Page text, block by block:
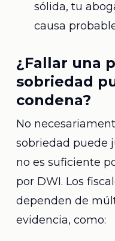
sólida, tu
causa
¿Fallar una
sobriedad
condena?
No
sobriedad puede
no es suficiente
por DWI. Los
dependen de
evidencia, como: